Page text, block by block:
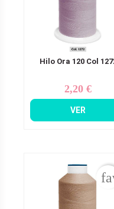
Hilo Ora 120 Col
Precio
2,20 €
VER